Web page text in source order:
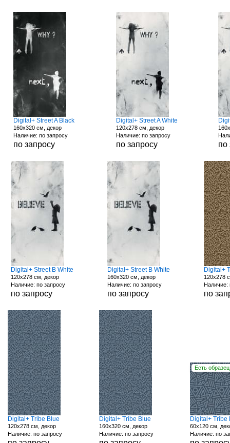
Digital+ Street A Black
160x320 см, декор
Наличие: по запросу
по запросу
Digital+ Street A White
120x278 см, декор
Наличие: по запросу
по запросу по
Digital+ Street B White
120x278 см, декор
Наличие: по запросу
по запросу
Digital+ Street B White
160x320 см, декор
Наличие: по запросу
по запросу
Digital+
120x278
Наличие:
по
Digital+ Tribe Blue
120x278 см, декор
Наличие: по запросу
Digital+ Tribe Blue
160x320 см, декор
Наличие: по запросу
Есть образец
Digital+ Tribe
60x120 см,
Наличие: по